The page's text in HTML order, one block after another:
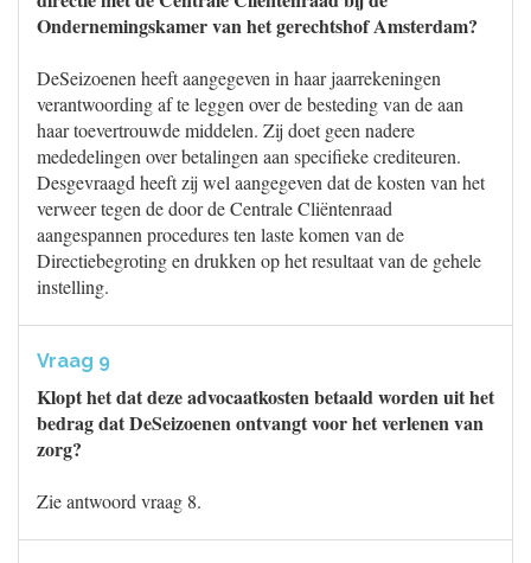
Ondernemingskamer van het gerechtshof Amsterdam?
DeSeizoenen heeft aangegeven in haar jaarrekeningen
verantwoording af te leggen over de besteding van de aan
haar toevertrouwde middelen. Zij doet geen nadere
mededelingen over betalingen aan specifieke crediteuren.
Desgevraagd heeft zij wel aangegeven dat de kosten van het
verweer tegen de door de Centrale Cliëntenraad
aangespannen procedures ten laste komen van de
Directiebegroting en drukken op het resultaat van de gehele
instelling.
Vraag 9
Klopt het dat deze advocaatkosten betaald worden uit het
bedrag dat DeSeizoenen ontvangt voor het verlenen van
zorg?
Zie antwoord vraag 8.